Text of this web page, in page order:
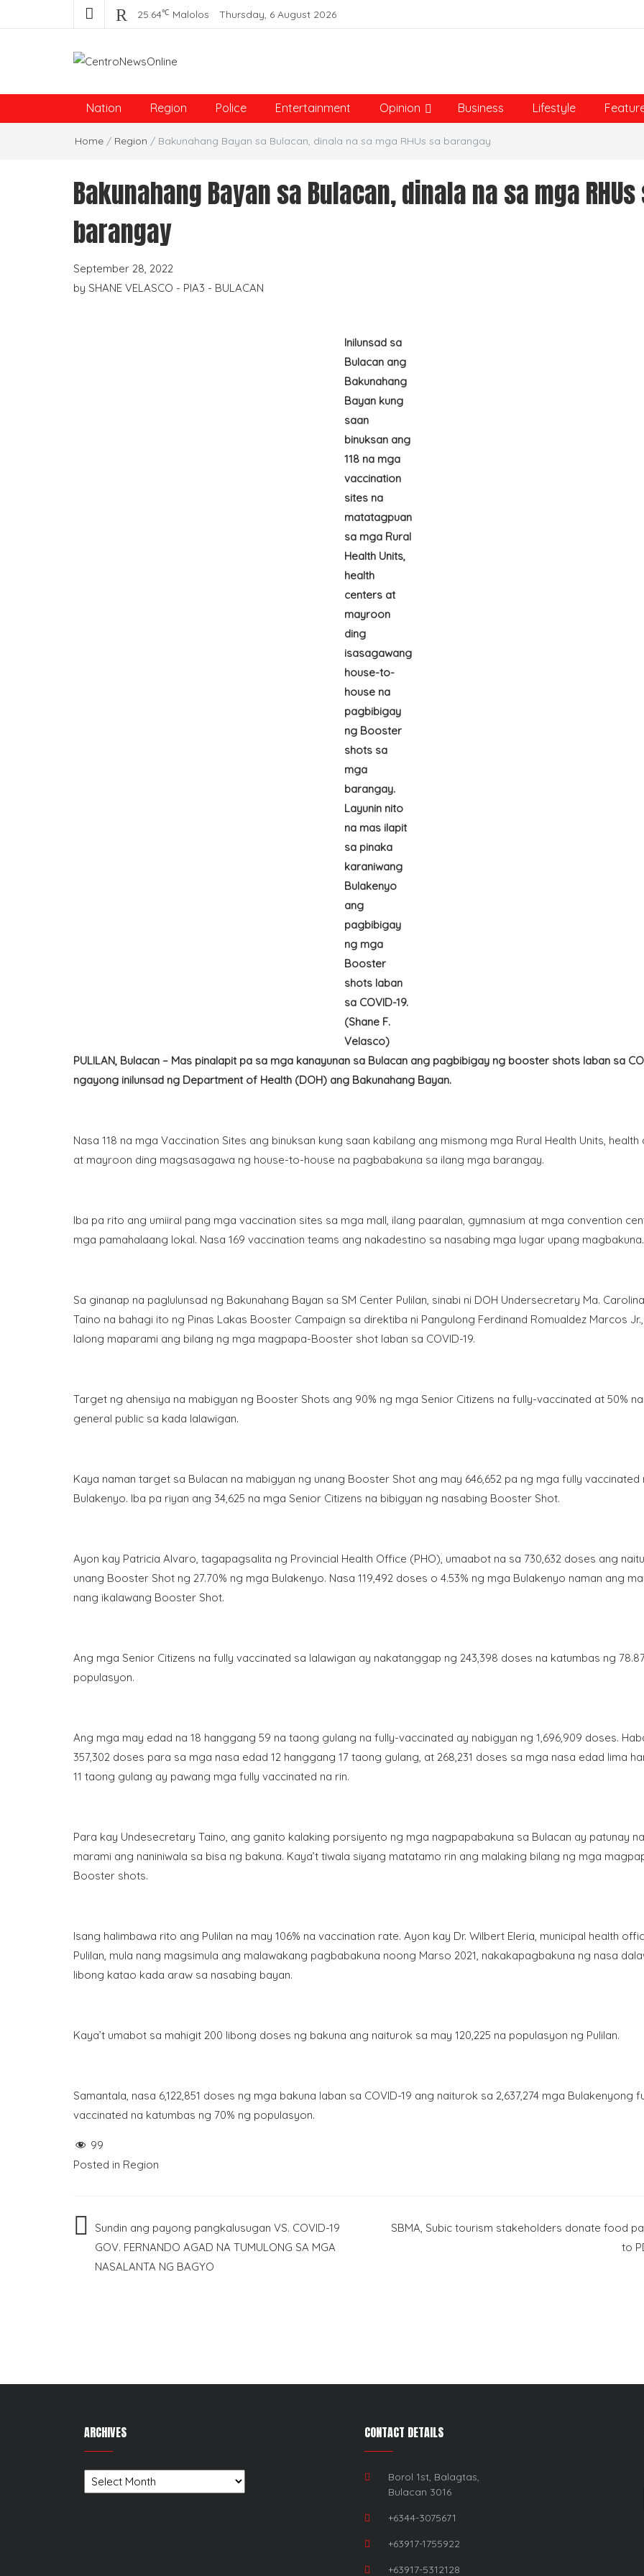
25.64℃ Malolos Thursday, 6 August 2026
Centro News Online
Nation Region Police Entertainment Opinion Business Lifestyle
Home / Region / Bakunahang Bayan sa Bulacan, dinala na sa mga RHUs sa barangay
Bakunahang Bayan sa Bulacan, dinala na sa mga RHUs
barangay
September 28, 2022
by SHANE VELASCO - PIA3 - BULACAN
Inilunsad sa
Bulacan ang
Bakunahang
Bayan kung
saan
binuksan ang
118 na mga
vaccination
sites na
matatagpuan
sa mga Rural
Health Units,
health
centers at
mayroon
ding
isasagawang
house-to-
house na
pagbibigay
ng Booster
shots sa
mga
barangay.
Layunin nito
na mas ilapit
sa pinaka
karaniwang
Bulakenyo
ang
pagbibigay
ng mga
Booster
shots laban
sa COVID-19.
(Shane F.
Velasco)
PULILAN, Bulacan – Mas pinalapit pa sa mga kanayunan sa Bulacan ang pagbibigay ng booster shots laban sa
ngayong inilunsad ng Department of Health (DOH) ang Bakunahang Bayan.
Nasa 118 na mga Vaccination Sites ang binuksan kung saan kabilang ang mismong mga Rural Health Units, health
at mayroon ding magsasagawa ng house-to-house na pagbabakuna sa ilang mga barangay.
Iba pa rito ang umiiral pang mga vaccination sites sa mga mall, ilang paaralan, gymnasium at mga convention
mga pamahalaang lokal. Nasa 169 vaccination teams ang nakadestino sa nasabing mga lugar upang magbakuna.
Sa ginanap na paglulunsad ng Bakunahang Bayan sa SM Center Pulilan, sinabi ni DOH Undersecretary Ma.
Taino na bahagi ito ng Pinas Lakas Booster Campaign sa direktiba ni Pangulong Ferdinand Romualdez Marcos
lalong maparami ang bilang ng mga magpapa-Booster shot laban sa COVID-19.
Target ng ahensiya na mabigyan ng Booster Shots ang 90% ng mga Senior Citizens na fully-vaccinated at 50%
general public sa kada lalawigan.
Kaya naman target sa Bulacan na mabigyan ng unang Booster Shot ang may 646,652 pa ng mga fully vaccinated
Bulakenyo. Iba pa riyan ang 34,625 na mga Senior Citizens na bibigyan ng nasabing Booster Shot.
Ayon kay Patricia Alvaro, tagapagsalita ng Provincial Health Office (PHO), umaabot na sa 730,632 doses ang
unang Booster Shot ng 27.70% ng mga Bulakenyo. Nasa 119,492 doses o 4.53% ng mga Bulakenyo naman ang
nang ikalawang Booster Shot.
Ang mga Senior Citizens na fully vaccinated sa lalawigan ay nakatanggap ng 243,398 doses na katumbas ng
populasyon.
Ang mga may edad na 18 hanggang 59 na taong gulang na fully-vaccinated ay nabigyan ng 1,696,909 doses.
357,302 doses para sa mga nasa edad 12 hanggang 17 taong gulang, at 268,231 doses sa mga nasa edad lima
11 taong gulang ay pawang mga fully vaccinated na rin.
Para kay Undesecretary Taino, ang ganito kalaking porsiyento ng mga nagpapabakuna sa Bulacan ay patunay na
marami ang naniniwala sa bisa ng bakuna. Kaya’t tiwala siyang matatamo rin ang malaking bilang ng mga
Booster shots.
Isang halimbawa rito ang Pulilan na may 106% na vaccination rate. Ayon kay Dr. Wilbert Eleria, municipal health
Pulilan, mula nang magsimula ang malawakang pagbabakuna noong Marso 2021, nakakapagbakuna ng nasa
libong katao kada araw sa nasabing bayan.
Kaya’t umabot sa mahigit 200 libong doses ng bakuna ang naiturok sa may 120,225 na populasyon ng Pulilan.
Samantala, nasa 6,122,851 doses ng mga bakuna laban sa COVID-19 ang naiturok sa 2,637,274 mga Bulakenyong
vaccinated na katumbas ng 70% ng populasyon.
99
Posted in Region
Post
navigation
Sundin ang payong pangkalusugan VS. COVID-19
GOV. FERNANDO AGAD NA TUMULONG SA MGA
NASALANTA NG BAGYO
SBMA, Subic tourism stakeholders donate food
to
ARCHIVES
Archives
CONTACT DETAILS
Borol 1st, Balagtas,
Bulacan 3016
+6344-3075671
+63917-1755922
+63917-5312128